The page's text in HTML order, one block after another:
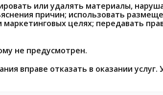
или удалять материалы,
причин; использовать
целях; передавать
не предусмотрен.
вправе отказать в оказании